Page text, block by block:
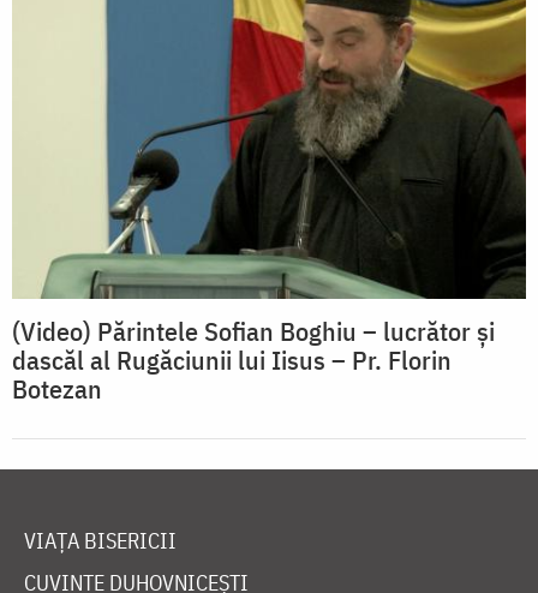
(Video) Părintele Sofian Boghiu – lucrător şi
dascăl al Rugăciunii lui Iisus – Pr. Florin
Botezan
VIAȚA BISERICII
CUVINTE DUHOVNICEȘTI